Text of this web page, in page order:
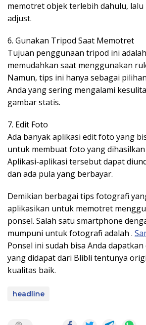
memotret objek terlebih dahulu, lalu
adjust.
6. Gunakan Tripod Saat Memotret
Tujuan penggunaan tripod ini
memudahkan saat menggunakan
Namun, tips ini hanya sebagai
Anda yang sering mengalami
gambar statis.
7. Edit Foto
Ada banyak aplikasi edit foto yang
untuk membuat foto yang
Aplikasi-aplikasi tersebut dapat
dan ada pula yang berbayar.
Demikian berbagai tips fotografi
aplikasikan untuk memotret
ponsel. Salah satu smartphone
mumpuni untuk fotografi adalah .
Ponsel ini sudah bisa Anda
yang didapat dari Blibli tentunya
kualitas baik.
headline